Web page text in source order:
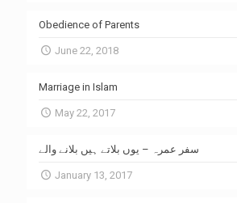
Obedience of Parents
June 22, 2018
Marriage in Islam
May 22, 2017
سفر عمرہ – یوں بلاتے ہیں بلانے والے
January 13, 2017